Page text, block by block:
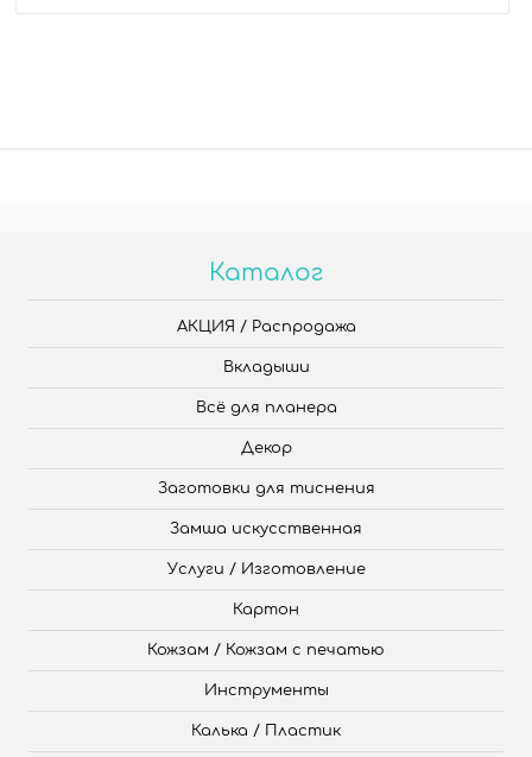
Каталог
АКЦИЯ / Распродажа
Вкладыши
Всё для планера
Декор
Заготовки для тиснения
Замша искусственная
Услуги / Изготовление
Картон
Кожзам / Кожзам с печатью
Инструменты
Калька / Пластик